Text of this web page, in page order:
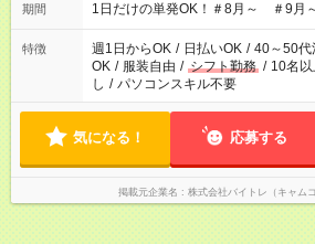
期間 1日だけの単発OK！＃8月～ ＃9月
特徴 週1日からOK / 日払いOK / 40～50代
OK / 服装自由 / シフト勤務 / 10名
し / パソコンスキル不要
気になる！ 応募する
掲載元企業名 株式会社バイトレ（キャム